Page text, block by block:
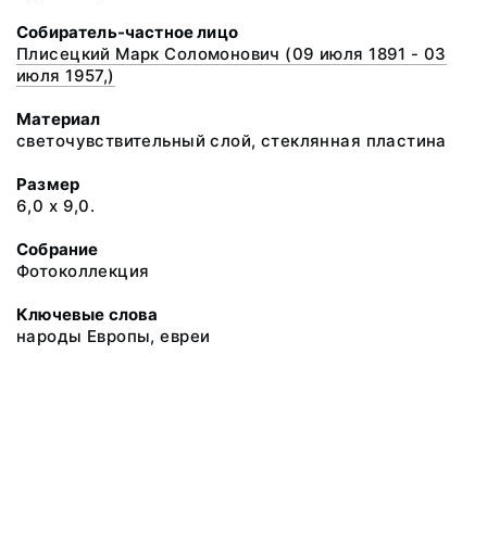
Собиратель-частное лицо
Плисецкий Марк Соломонович (09 июля 1891 - 03
июля 1957,)
Материал
светочувствительный слой, стеклянная пластина
Размер
6,0 х 9,0.
Собрание
Фотоколлекция
Ключевые слова
народы Европы, евреи